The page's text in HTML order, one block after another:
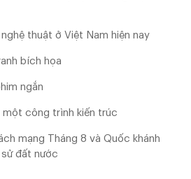
thuật ở Việt Nam hiện nay
bích họa
ngắn
công trình kiến trúc
mạng Tháng 8 và Quốc khánh
đất nước